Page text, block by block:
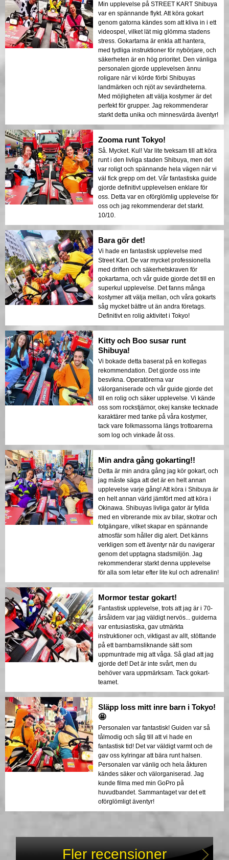
Min upplevelse på STREET KART Shibuya
var en spännande flykt. Att köra gokart
genom gatorna kändes som att kliva in i ett
videospel, vilket lät mig glömma stadens
stress. Gokartarna är enkla att hantera,
med tydliga instruktioner för nybörjare, och
säkerheten är en hög prioritet. Den vänliga
personalen gjorde upplevelsen ännu
roligare när vi körde förbi Shibuyas
landmärken och njöt av sevärdheterna.
Med möjligheten att välja kostymer är det
perfekt för grupper. Jag rekommenderar
starkt detta unika och minnesvärda äventyr!
Zooma runt Tokyo!
Så. Mycket. Kul! Var lite tveksam till att köra
runt i den livliga staden Shibuya, men det
var roligt och spännande hela vägen när vi
väl fick grepp om det. Vår fantastiska guide
gjorde definitivt upplevelsen enklare för
oss. Detta var en oförglömlig upplevelse för
oss och jag rekommenderar det starkt.
10/10.
Bara gör det!
Vi hade en fantastisk upplevelse med
Street Kart. De var mycket professionella
med driften och säkerhetskraven för
gokartarna, och vår guide gjorde det till en
superkul upplevelse. Det fanns många
kostymer att välja mellan, och våra gokarts
såg mycket bättre ut än andra företags.
Definitivt en rolig aktivitet i Tokyo!
Kitty och Boo susar runt
Shibuya!
Vi bokade detta baserat på en kollegas
rekommendation. Det gjorde oss inte
besvikna. Operatörerna var
välorganiserade och vår guide gjorde det
till en rolig och säker upplevelse. Vi kände
oss som rockstjärnor, okej kanske tecknade
karaktärer med tanke på våra kostymer,
tack vare folkmassorna längs trottoarerna
som log och vinkade åt oss.
Min andra gång gokarting!!
Detta är min andra gång jag kör gokart, och
jag måste säga att det är en helt annan
upplevelse varje gång! Att köra i Shibuya är
en helt annan värld jämfört med att köra i
Okinawa. Shibuyas livliga gator är fyllda
med en vibrerande mix av bilar, skotrar och
fotgängare, vilket skapar en spännande
atmosfär som håller dig alert. Det känns
verkligen som ett äventyr när du navigerar
genom det upptagna stadsmiljön. Jag
rekommenderar starkt denna upplevelse
för alla som letar efter lite kul och adrenalin!
Mormor testar gokart!
Fantastisk upplevelse, trots att jag är i 70-
årsåldern var jag väldigt nervös... guiderna
var entusiastiska, gav utmärkta
instruktioner och, viktigast av allt, stöttande
på ett barnbarnsliknande sätt som
uppmuntrade mig att våga. Så glad att jag
gjorde det! Det är inte svårt, men du
behöver vara uppmärksam. Tack gokart-
teamet.
Släpp loss mitt inre barn i Tokyo!
🤩
Personalen var fantastisk! Guiden var så
tålmodig och såg till att vi hade en
fantastisk tid! Det var väldigt varmt och de
gav oss kylringar att bära runt halsen.
Personalen var vänlig och hela åkturen
kändes säker och välorganiserad. Jag
kunde filma med min GoPro på
huvudbandet. Sammantaget var det ett
oförglömligt äventyr!
Fler recensioner